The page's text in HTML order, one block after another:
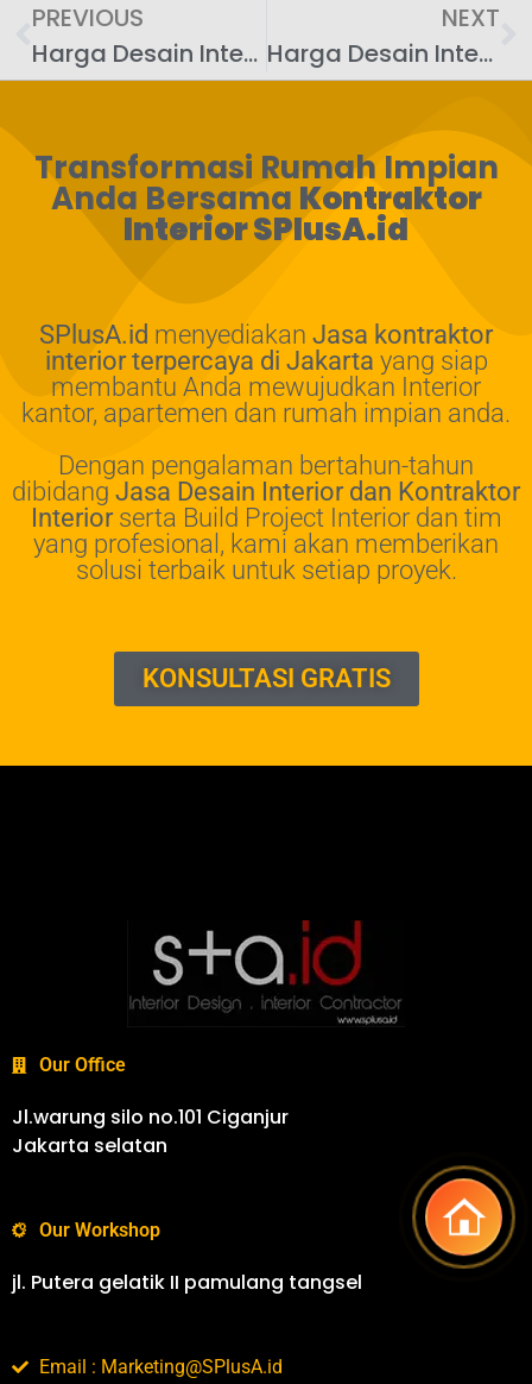
PREVIOUS
Harga Desain Interior per m2 2021 & Update 2025 | SPlusA.id
NEXT
Harga Desain Interior Apartemen 2 Kamar: Estimasi Biaya & RAB 2026 | SPlusA.id
Transformasi Rumah Impian
Anda Bersama Kontraktor
Interior SPlusA.id
SPlusA.id menyediakan Jasa kontraktor
interior terpercaya di Jakarta yang siap
membantu Anda mewujudkan Interior
kantor, apartemen dan rumah impian anda.
Dengan pengalaman bertahun-tahun
dibidang Jasa Desain Interior dan Kontraktor
Interiorserta Build Project Interior dan tim
yang profesional, kami akan memberikan
solusi terbaik untuk setiap proyek.
KONSULTASI GRATIS
Our Office
Jl.warung silo no.101 Ciganjur
Jakarta selatan
Our Workshop
jl. Putera gelatik II pamulang tangsel
Email : Marketing@SPlusA.id